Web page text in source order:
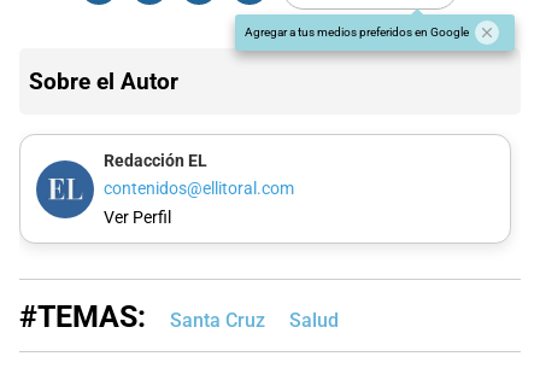
Agregar a tus medios preferidos en Google
Sobre el Autor
Redacción EL
contenidos@ellitoral.com
Ver Perfil
#TEMAS: Santa Cruz Salud